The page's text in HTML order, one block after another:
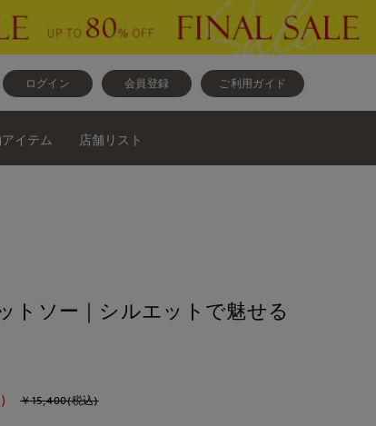
ログイン 会員登録 ご利用ガイド
イテム 店舗リスト
トソー｜シルエットで魅せる
￥15,400(税込)